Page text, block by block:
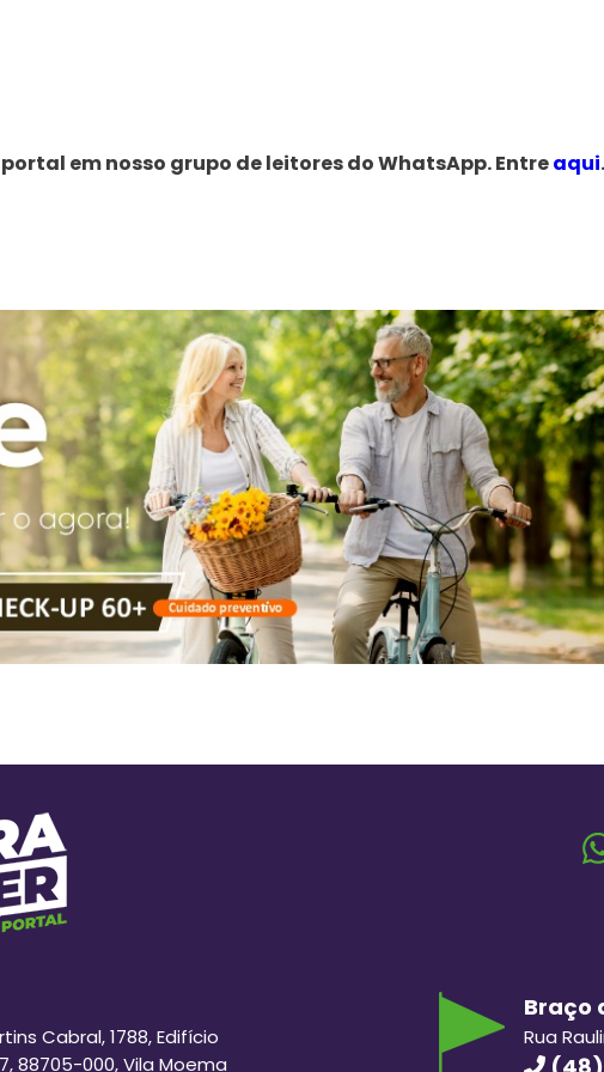
em nosso grupo de leitores do WhatsApp. Entreaqui.
Cabral, 1788, Edifício
88705-000, Vila Moema
Braço
Rua